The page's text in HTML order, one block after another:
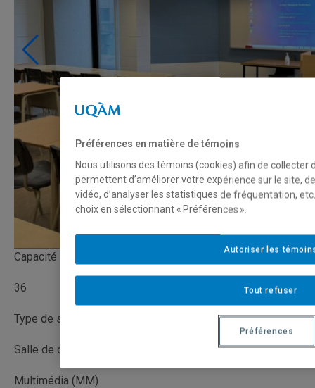
Capacité
36
Type de salle
Salle de cours
Multimédia (MM)
Préférences en matière de témoins
Nous utilisons des témoins (cookies) afin de collecter
permettent d’améliorer votre expérience sur le site,
vidéo, d’analyser les statistiques de fréquentation,
choix en sélectionnant « Préférences ».
Tout refuser
Autoriser les
Préférences